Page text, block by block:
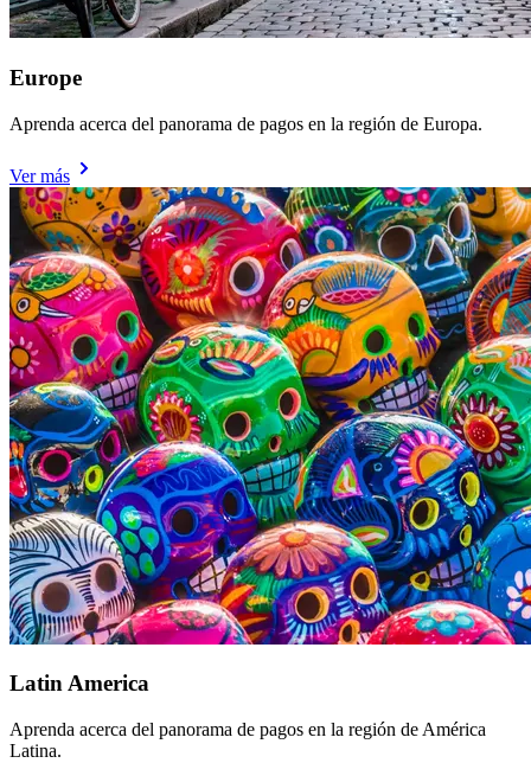
Europe
Aprenda acerca del panorama de pagos en la región de Europa.
Ver más
Latin America
Aprenda acerca del panorama de pagos en la región de América
Latina.